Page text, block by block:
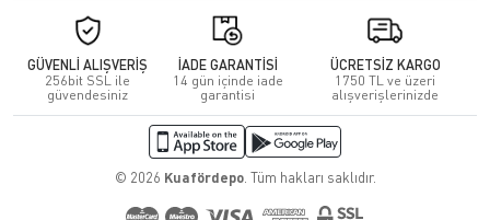
GÜVENLİ ALIŞVERİŞ
256bit SSL ile
güvendesiniz
İADE GARANTİSİ
14 gün içinde iade
garantisi
ÜCRETSİZ KARGO
1750 TL ve üzeri
alışverişlerinizde
© 2026 Kuafördepo. Tüm hakları saklıdır.